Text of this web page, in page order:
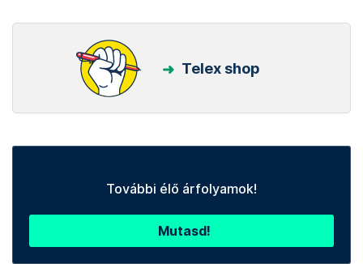
Telex shop
További élő árfolyamok!
Mutasd!